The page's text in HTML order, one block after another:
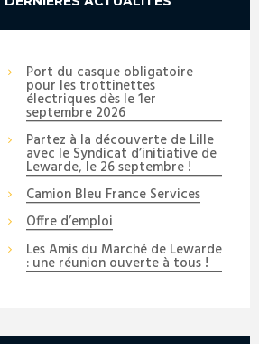
Port du casque obligatoire
pour les trottinettes
électriques dès le 1er
septembre 2026
Partez à la découverte de Lille
avec le Syndicat d’initiative de
Lewarde, le 26 septembre !
Camion Bleu France Services
Offre d’emploi
Les Amis du Marché de Lewarde
: une réunion ouverte à tous !